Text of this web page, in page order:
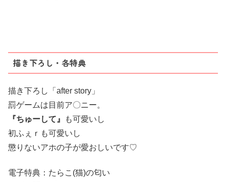
描き下ろし・各特典
描き下ろし「after story」
罰ゲームは目前ア〇ニー。
『ちゅーして』
も可愛いし
初ふぇｒも可愛いし
懲りないアホの子が愛おしいです♡
電子特典：たらこ(猫)の匂い